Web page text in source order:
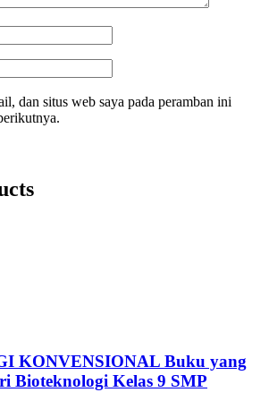
dan situs web saya pada peramban ini
KONVENSIONAL Buku yang
Bioteknologi Kelas 9 SMP